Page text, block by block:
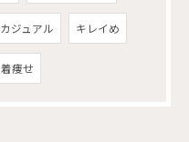
カジュアル キレイめ
着痩せ